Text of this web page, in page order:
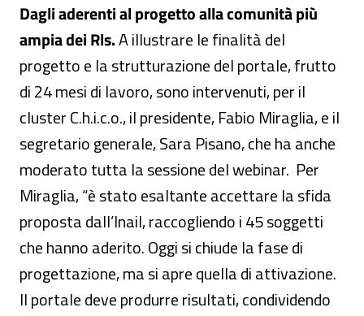
Dagli aderenti al progetto alla comunità più
ampia dei Rls.A illustrare le finalità del
progetto e la strutturazione del portale, frutto
di 24 mesi di lavoro, sono intervenuti, per il
cluster C.h.i.c.o., il presidente, Fabio Miraglia, e il
segretario generale, Sara Pisano, che ha anche
moderato tutta la sessione del webinar. Per
Miraglia, “è stato esaltante accettare la sfida
proposta dall’Inail, raccogliendo i 45 soggetti
che hanno aderito. Oggi si chiude la fase di
progettazione, ma si apre quella di attivazione.
Il portale deve produrre risultati, condividendo